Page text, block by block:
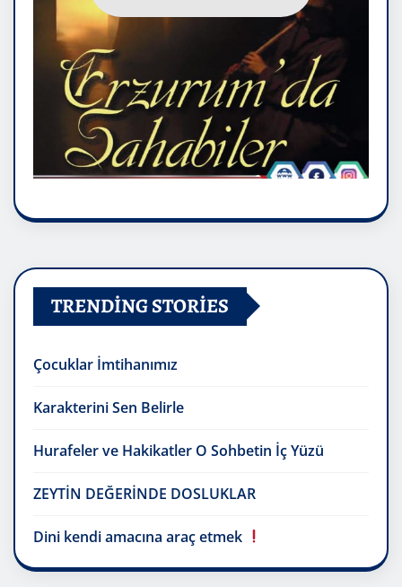
TRENDING STORIES
Çocuklar İmtihanımız
Karakterini Sen Belirle
Hurafeler ve Hakikatler O Sohbetin İç Yüzü
ZEYTİN DEĞERİNDE DOSLUKLAR
Dini kendi amacına araç etmek